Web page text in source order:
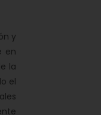
y
en
la
el